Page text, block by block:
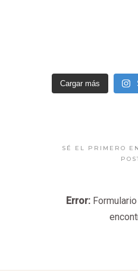
Cargar más
SÉ EL PRIMERO
Error: